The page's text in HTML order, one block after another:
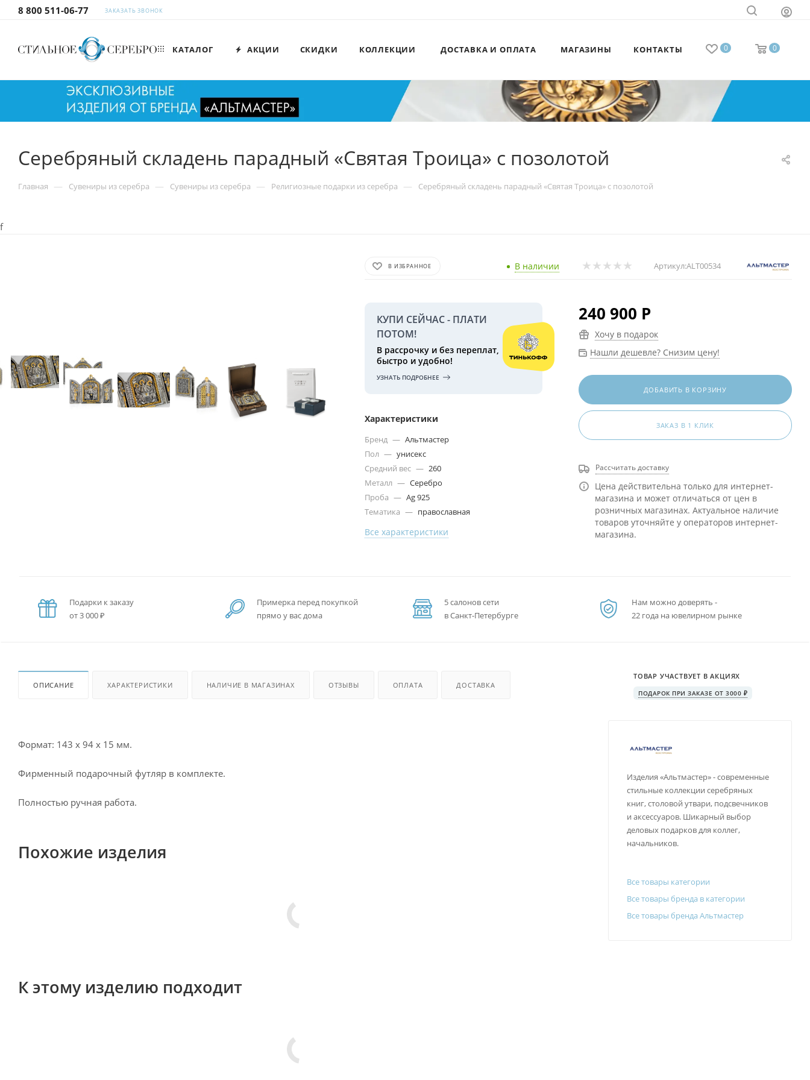
8 800 511-06-77 ЗАКАЗАТЬ ЗВОНОК
0 0
КАТАЛОГ АКЦИИ СКИДКИ КОЛЛЕКЦИИ ДОСТАВКА И ОПЛАТА МАГАЗИНЫ КОНТАКТЫ
Серебряный складень парадный «Святая Троица» с позолотой
Главная — Сувениры из серебра — Сувениры из серебра — Религиозные подарки из серебра — Серебряный складень парадный «Святая Троица» с позолотой
f
В ИЗБРАННОЕ В наличии Артикул:ALT00534
КУПИ СЕЙЧАС - ПЛАТИ
ПОТОМ!
В рассрочку и без переплат,
быстро и удобно!
УЗНАТЬ ПОДРОБНЕЕ
Характеристики
Бренд — Альтмастер
Пол — унисекс
Средний вес — 260
Металл — Серебро
Проба — Ag 925
Тематика — православная
Все характеристики
240 900 Р
Хочу в подарок
Нашли дешевле? Снизим цену!
ДОБАВИТЬ В КОРЗИНУ
ЗАКАЗ В 1 КЛИК
Рассчитать доставку
Цена действительна только для интернет-
магазина и может отличаться от цен в
розничных магазинах. Актуальное наличие
товаров уточняйте у операторов интернет-
магазина.
Подарки к заказу
от 3 000 ₽
Примерка перед покупкой
прямо у вас дома
5 салонов сети
в Санкт-Петербурге
Нам можно доверять -
22 года на ювелирном рынке
ОПИСАНИЕ ХАРАКТЕРИСТИКИ НАЛИЧИЕ В МАГАЗИНАХ ОТЗЫВЫ ОПЛАТА ДОСТАВКА
Формат: 143 x 94 x 15 мм.
Фирменный подарочный футляр в комплекте.
Полностью ручная работа.
Похожие изделия
К этому изделию подходит
ТОВАР УЧАСТВУЕТ В АКЦИЯХ
ПОДАРОК ПРИ ЗАКАЗЕ ОТ 3000 ₽
Изделия «Альтмастер» - современные
стильные коллекции серебряных
книг, столовой утвари, подсвечников
и аксессуаров. Шикарный выбор
деловых подарков для коллег,
начальников.
Все товары категории
Все товары бренда в категории
Все товары бренда Альтмастер